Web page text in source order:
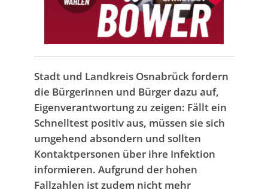
Stadt und Landkreis Osnabrück fordern
die Bürgerinnen und Bürger dazu auf,
Eigenverantwortung zu zeigen: Fällt ein
Schnelltest positiv aus, müssen sie sich
umgehend absondern und sollten
Kontaktpersonen über ihre Infektion
informieren. Aufgrund der hohen
Fallzahlen ist zudem nicht mehr